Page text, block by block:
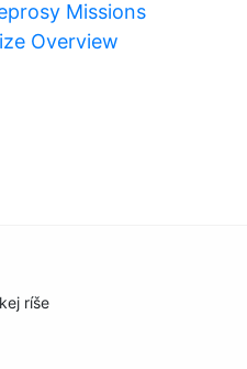
Missions
Overview
ríše